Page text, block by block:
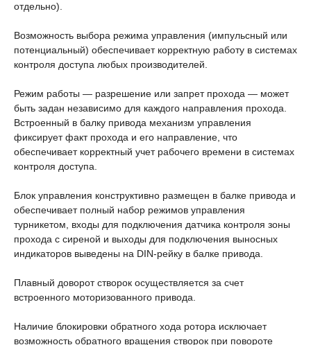
отдельно).
Возможность выбора режима управления (импульсный или
потенциальный) обеспечивает корректную работу в системах
контроля доступа любых производителей.
Режим работы — разрешение или запрет прохода — может
быть задан независимо для каждого направления прохода.
Встроенный в балку привода механизм управления
фиксирует факт прохода и его направление, что
обеспечивает корректный учет рабочего времени в системах
контроля доступа.
Блок управления конструктивно размещен в балке привода и
обеспечивает полный набор режимов управления
турникетом, входы для подключения датчика контроля зоны
прохода с сиреной и выходы для подключения выносных
индикаторов выведены на DIN-рейку в балке привода.
Плавный доворот створок осуществляется за счет
встроенного моторизованного привода.
Наличие блокировки обратного хода ротора исключает
возможность обратного вращения створок при повороте